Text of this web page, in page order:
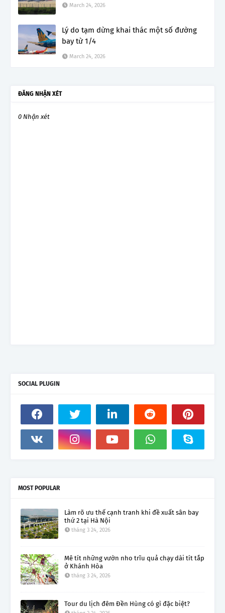
March 24, 2026
Lý do tạm dừng khai thác một số đường
bay từ 1/4
March 24, 2026
ĐĂNG NHẬN XÉT
0 Nhận xét
SOCIAL PLUGIN
MOST POPULAR
Làm rõ ưu thế cạnh tranh khi đề xuất sân bay
thứ 2 tại Hà Nội
tháng 3 24, 2026
Mê tít những vườn nho trĩu quả chạy dài tít tắp
ở Khánh Hòa
tháng 3 24, 2026
Tour du lịch đêm Đền Hùng có gì đặc biệt?